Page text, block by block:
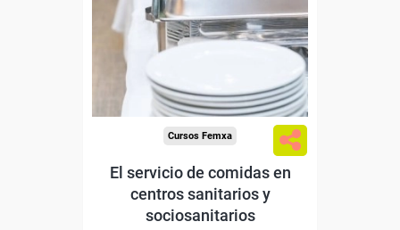
Para desempleados,
trabajadores y autónomos.
Cursos Femxa
El servicio de comidas en
centros sanitarios y
sociosanitarios